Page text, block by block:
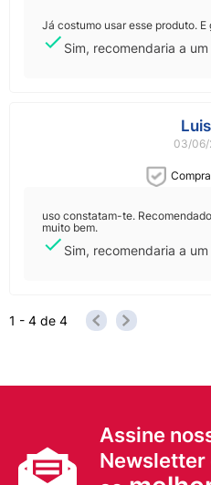
Já costumo usar esse produto. E
Sim, recomendaria a
03/06/
uso constatam-te.
muito bem.
Sim, recomendaria a
1 - 4 de 4
Assine
Newsletter